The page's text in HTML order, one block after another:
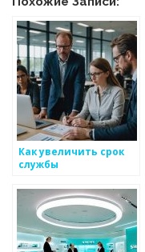
Как увеличить срок
службы